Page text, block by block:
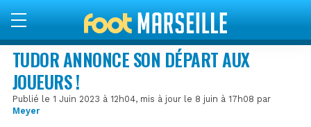
TUDOR ANNONCE SON DÉPART AUX
JOUEURS !
Publié le 1 Juin 2023 à 12h04, mis à jour le 8 juin à 17h08 par
Meyer